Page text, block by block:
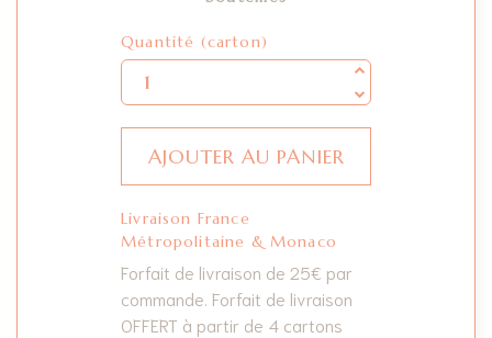
Quantité
Quantité (carton)
AJOUTER AU PANIER
Livraison France
Métropolitaine & Monaco
Forfait de livraison de 25€ par
commande. Forfait de livraison
OFFERT à partir de 4 cartons